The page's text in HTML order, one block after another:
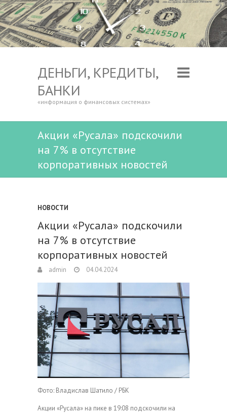
ДЕНЬГИ, КРЕДИТЫ,
БАНКИ
«информация о финансовых системах»
Акции «Русала» подскочили
на 7% в отсутствие
корпоративных новостей
НОВОСТИ
Акции «Русала» подскочили
на 7% в отсутствие
корпоративных новостей
admin 04.04.2024
Фото: Владислав Шатило / РБК
Акции «Русала» на пике в 19:08 подскочили на